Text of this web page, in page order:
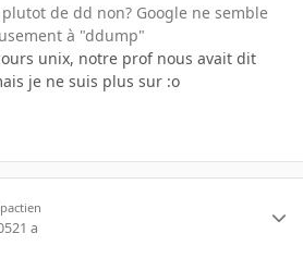
de dd non? Google ne semble
à "ddump"
unix, notre prof nous avait dit
je ne suis plus sur :o
21 a